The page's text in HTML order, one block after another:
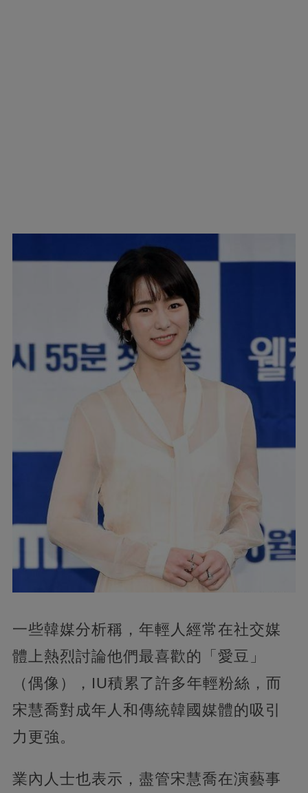
一些韓媒分析稱，年輕人經常在社交媒
體上熱烈討論他們最喜歡的「愛豆」
（偶像），IU積累了許多年輕粉絲，而
宋慧喬對成年人和傳統韓國媒體的吸引
力更強。
業內人士也表示，盡管宋慧喬在演藝事